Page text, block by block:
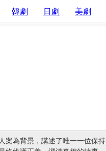
韓劇 日劇 美劇
案為背景，講述了唯一一位保持